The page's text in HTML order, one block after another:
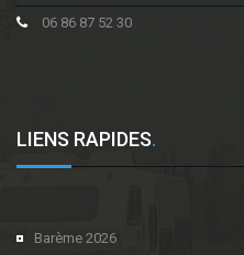
06 86 87 52 30
LIENS RAPIDES.
Barème 2026